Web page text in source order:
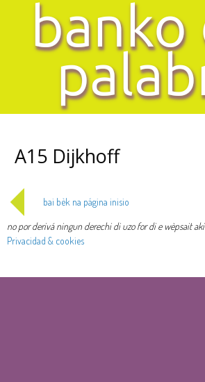
A15 Dijkhoff
bai bèk na página inisio
no por derivá ningun derechi di uzo for di e wèpsait aki
Privacidad & cookies